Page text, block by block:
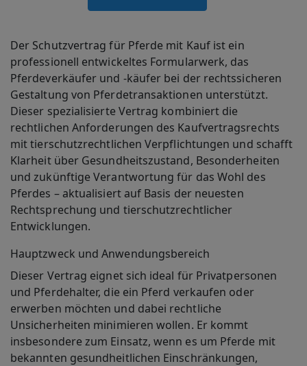
Der Schutzvertrag für Pferde mit Kauf ist ein
professionell entwickeltes Formularwerk, das
Pferdeverkäufer und -käufer bei der rechtssicheren
Gestaltung von Pferdetransaktionen unterstützt.
Dieser spezialisierte Vertrag kombiniert die
rechtlichen Anforderungen des Kaufvertragsrechts
mit tierschutzrechtlichen Verpflichtungen und schafft
Klarheit über Gesundheitszustand, Besonderheiten
und zukünftige Verantwortung für das Wohl des
Pferdes – aktualisiert auf Basis der neuesten
Rechtsprechung und tierschutzrechtlicher
Entwicklungen.
Hauptzweck und Anwendungsbereich
Dieser Vertrag eignet sich ideal für Privatpersonen
und Pferdehalter, die ein Pferd verkaufen oder
erwerben möchten und dabei rechtliche
Unsicherheiten minimieren wollen. Er kommt
insbesondere zum Einsatz, wenn es um Pferde mit
bekannten gesundheitlichen Einschränkungen,